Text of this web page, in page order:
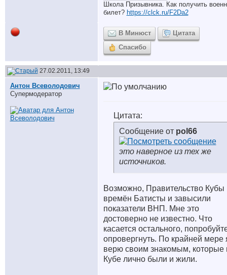
Школа Призывника. Как получить
билет? https://clck.ru/F2Da2
В Минюст
Цитата
Спасибо
27.02.2011, 13:49
Антон Всеволодович
Супермодератор
Цитата:
Сообщение от pol66
это наверное из тех же
источников.
Возможно, Правительство Кубы
времён Батисты и завысили
показатели ВНП. Мне это
достоверно не известно. Что
касается остального,
опровергнуть. По крайней мере
верю своим знакомым, которые
Кубе лично были и жили.